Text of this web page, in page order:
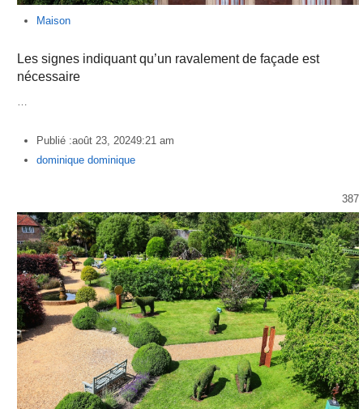
Maison
Les signes indiquant qu’un ravalement de façade est
nécessaire
Publié :août 23, 20249:21 am
Author
dominique dominique
387